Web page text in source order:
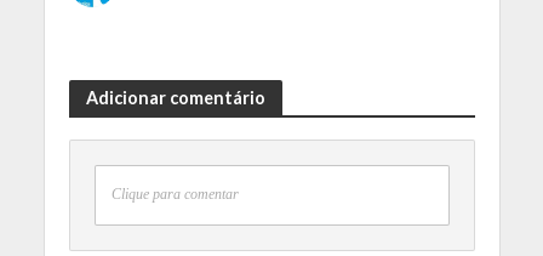
Adicionar comentário
Clique para comentar